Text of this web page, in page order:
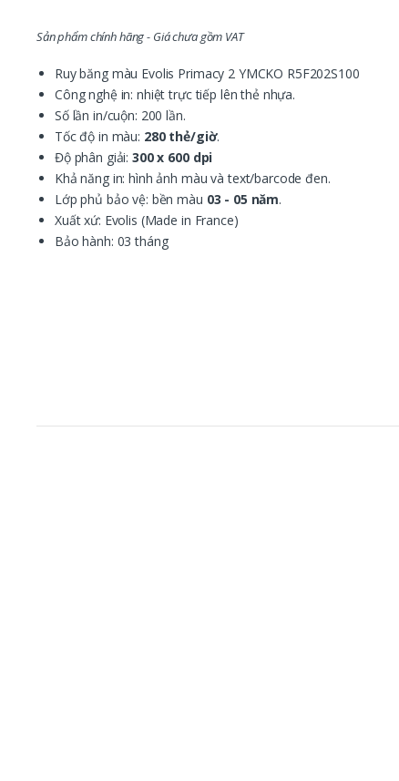
Sản phẩm chính hãng - Giá chưa gồm VAT
Ruy băng màu Evolis Primacy 2 YMCKO R5F202S100
Công nghệ in: nhiệt trực tiếp lên thẻ nhựa.
Số lần in/cuộn: 200 lần.
Tốc độ in màu: 280 thẻ/giờ.
Độ phân giải:300 x 600 dpi
Khả năng in: hình ảnh màu và text/barcode đen.
Lớp phủ bảo vệ: bền màu 03 - 05 năm.
Xuất xứ: Evolis (Made in France)
Bảo hành: 03 tháng